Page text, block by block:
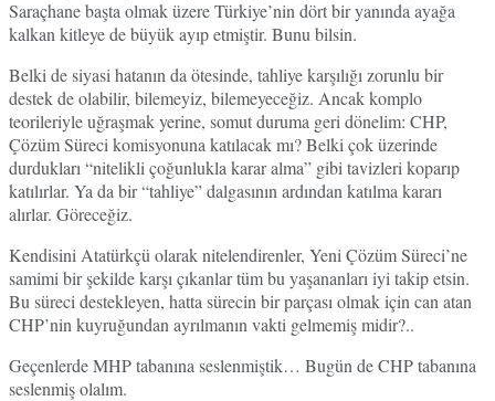
Saraçhane başta olmak üzere Türkiye’nin dört bir yanında ayağa
kalkan kitleye de büyük ayıp etmiştir. Bunu bilsin.
Belki de siyasi hatanın da ötesinde, tahliye karşılığı zorunlu bir
destek de olabilir, bilemeyiz, bilemeyeceğiz. Ancak komplo
teorileriyle uğraşmak yerine, somut duruma geri dönelim: CHP,
Çözüm Süreci komisyonuna katılacak mı? Belki çok üzerinde
durdukları “nitelikli çoğunlukla karar alma” gibi tavizleri koparıp
katılırlar. Ya da bir “tahliye” dalgasının ardından katılma kararı
alırlar. Göreceğiz.
Kendisini Atatürkçü olarak nitelendirenler, Yeni Çözüm Süreci’ne
samimi bir şekilde karşı çıkanlar tüm bu yaşananları iyi takip etsin.
Bu süreci destekleyen, hatta sürecin bir parçası olmak için can atan
CHP’nin kuyruğundan ayrılmanın vakti gelmemiş midir?..
Geçenlerde MHP tabanına seslenmiştik… Bugün de CHP tabanına
seslenmiş olalım.